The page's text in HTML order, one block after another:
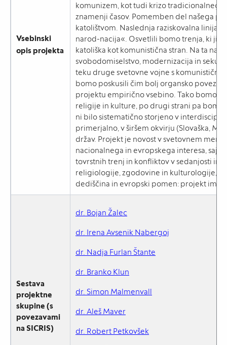
Vsebinski
opis projekta
komunizem, kot tudi krizo tradicionalnega
znamenji časov. Pomemben del našega
katolištvom. Naslednja raziskovalna linija
narod-nacija«. Osvetlili bomo trenja, ki jih
katoliška kot komunistična stran. Na ta
svobodomiselstvo, modernizacija in
teku druge svetovne vojne s
bomo poskusili čim bolj organsko
projektu empirično vsebino. Tako bomo
religije in kulture, po drugi strani pa bomo
ni bilo sistematično storjeno v
primerjalno, v širšem okvirju (Slovaška,
držav. Projekt je novost v svetovnem
nacionalnega in evropskega interesa, saj
tovrstnih trenj in konfliktov v sedanjosti in
religiologije, zgodovine in kulturologije,
dediščina in evropski pomen: projekt ima
Sestava
projektne
skupine (s
povezavami
na SICRIS)
dr. Bojan Žalec
dr. Irena Avsenik Nabergoj
dr. Nadja Furlan Štante
dr. Branko Klun
dr. Simon Malmenvall
dr. Aleš Maver
dr. Robert Petkovšek